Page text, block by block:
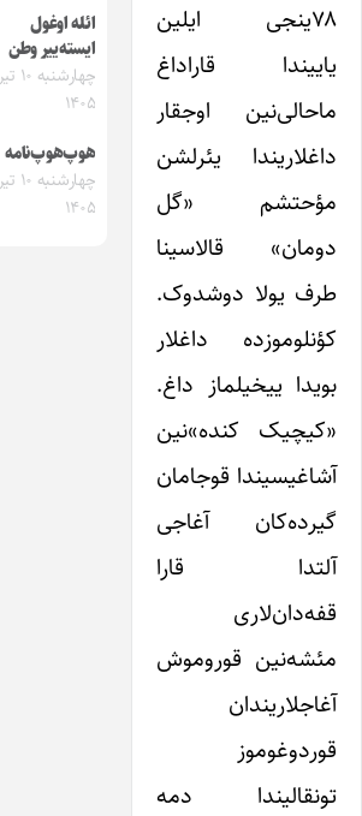
۷۸ینجی ایلین
یاییندا قاراداغ
ماحالی‌نین اوجقار
داغلاریندا یئرلشن
مؤحتشم «گل
دومان» قالاسینا
طرف یولا دوشدوک.
کؤنلوموزده داغلار
بویدا ییخیلماز داغ.
«کیچیک کنده»‌نین
آشاغیسیندا قوجامان
گیرده‌کان آغاجی
آلتدا قارا
قفه‌دان‌لاری
مئشه‌نین قوروموش
آغاجلاریندان
قوردوغوموز
تونقالیندا دمه
ائله اوغول
ایسته‌ییر وطن
چهارشنبه ۱۰ تیر
۱۴۰۵
هوپ‌هوپ‌نامه
چهارشنبه ۱۰ تیر
۱۴۰۵